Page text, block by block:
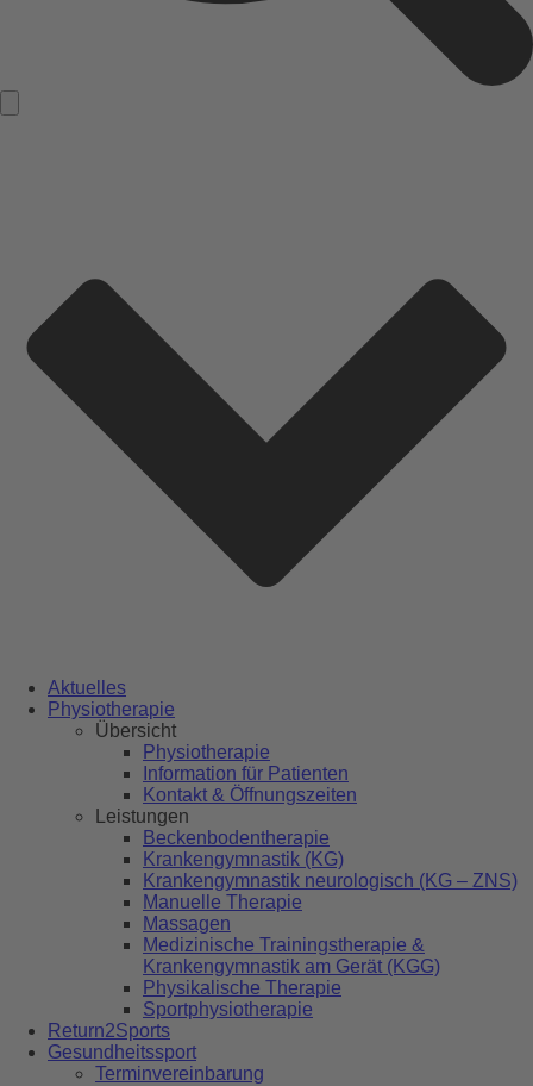
Aktuelles
Physiotherapie
Übersicht
Physiotherapie
Information für Patienten
Kontakt & Öffnungszeiten
Leistungen
Beckenbodentherapie
Krankengymnastik (KG)
Krankengymnastik neurologisch (KG – ZNS)
Manuelle Therapie
Massagen
Medizinische Trainingstherapie &
Krankengymnastik am Gerät (KGG)
Physikalische Therapie
Sportphysiotherapie
Return2Sports
Gesundheitssport
Terminvereinbarung